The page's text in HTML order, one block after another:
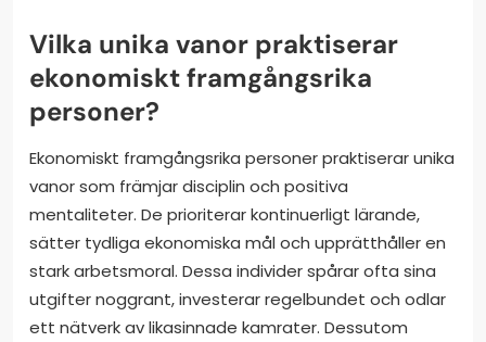
Vilka unika vanor praktiserar
ekonomiskt framgångsrika
personer?
Ekonomiskt framgångsrika personer praktiserar unika
vanor som främjar disciplin och positiva
mentaliteter. De prioriterar kontinuerligt lärande,
sätter tydliga ekonomiska mål och upprätthåller en
stark arbetsmoral. Dessa individer spårar ofta sina
utgifter noggrant, investerar regelbundet och odlar
ett nätverk av likasinnade kamrater. Dessutom